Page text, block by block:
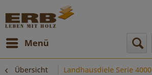
Menü
Übersicht Landhausdiele Serie 4000